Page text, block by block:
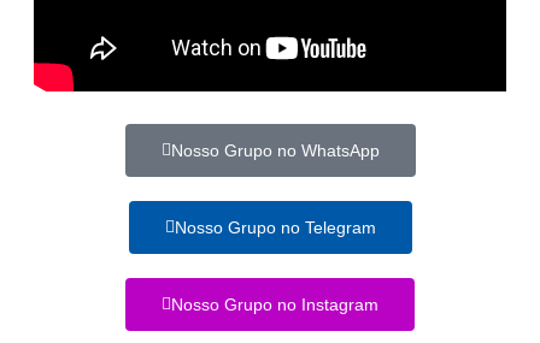
Nosso Grupo no WhatsApp
Nosso Grupo no Telegram
Nosso Grupo no Instagram